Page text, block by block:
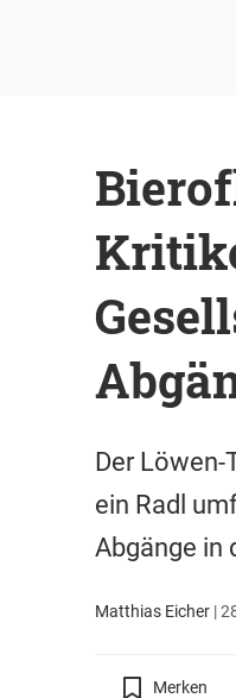
Der Löwen-
ein Radl
Abgänge in
Matthias Eicher|
Merken